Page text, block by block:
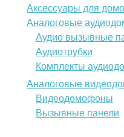
Аксессуары для
Аналоговые
Аудио вызывные
Аудиотрубки
Комплекты
Аналоговые
Видеодомофоны
Вызывные панели